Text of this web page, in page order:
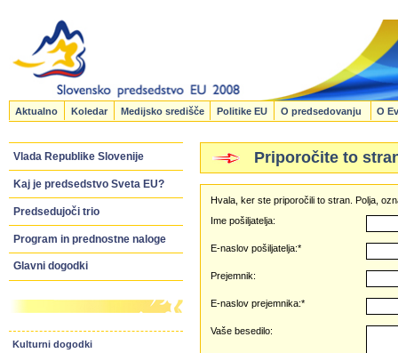
Aktualno Koledar Medijsko središče Politike EU O predsedovanju O
Vlada Republike Slovenije
Kaj je predsedstvo Sveta EU?
Predsedujoči trio
Program in prednostne naloge
Glavni dogodki
Kulturni dogodki
Priporočite to
Hvala, ker ste priporočili to stran. Polja,
Ime pošiljatelja:
E-naslov pošiljatelja:*
Prejemnik:
E-naslov prejemnika:*
Vaše besedilo: